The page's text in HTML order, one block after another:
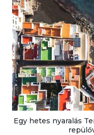
Egy hetes nyaralás